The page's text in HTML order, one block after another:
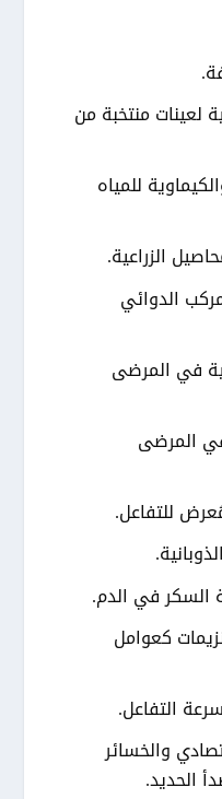
لعينات منتخبة من
للمياه
الزراعية.
الدوائي
في المرضى
المرضى
للتفاعل.
السكر في الدم.
كعوامل
التفاعل.
والخسائر
الحديد.